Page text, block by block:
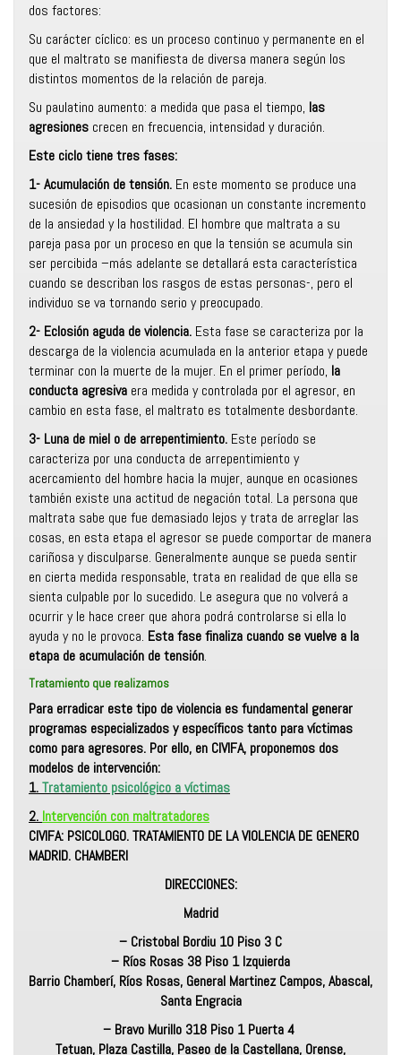
dos factores:
Su carácter cíclico: es un proceso continuo y permanente en el
que el maltrato se manifiesta de diversa manera según los
distintos momentos de la relación de pareja.
Su paulatino aumento: a medida que pasa el tiempo, las
agresiones crecen en frecuencia, intensidad y duración.
Este ciclo tiene tres fases:
1- Acumulación de tensión. En este momento se produce una
sucesión de episodios que ocasionan un constante incremento
de la ansiedad y la hostilidad. El hombre que maltrata a su
pareja pasa por un proceso en que la tensión se acumula sin
ser percibida –más adelante se detallará esta característica
cuando se describan los rasgos de estas personas-, pero el
individuo se va tornando serio y preocupado.
2- Eclosión aguda de violencia. Esta fase se caracteriza por la
descarga de la violencia acumulada en la anterior etapa y puede
terminar con la muerte de la mujer. En el primer período, la
conducta agresiva era medida y controlada por el agresor, en
cambio en esta fase, el maltrato es totalmente desbordante.
3- Luna de miel o de arrepentimiento. Este período se
caracteriza por una conducta de arrepentimiento y
acercamiento del hombre hacia la mujer, aunque en ocasiones
también existe una actitud de negación total. La persona que
maltrata sabe que fue demasiado lejos y trata de arreglar las
cosas, en esta etapa el agresor se puede comportar de manera
cariñosa y disculparse. Generalmente aunque se pueda sentir
en cierta medida responsable, trata en realidad de que ella se
sienta culpable por lo sucedido. Le asegura que no volverá a
ocurrir y le hace creer que ahora podrá controlarse si ella lo
ayuda y no le provoca. Esta fase finaliza cuando se vuelve a la
etapa de acumulación de tensión.
Tratamiento que realizamos
Para erradicar este tipo de violencia es fundamental generar
programas especializados y específicos tanto para víctimas
como para agresores. Por ello, en CIVIFA, proponemos dos
modelos de intervención:
1.Tratamiento psicológico a víctimas
2. Intervención con maltratadores
CIVIFA: PSICOLOGO. TRATAMIENTO DE LA VIOLENCIA DE GENERO
MADRID. CHAMBERI
DIRECCIONES:
Madrid
– Cristobal Bordiu 10 Piso 3 C
– Ríos Rosas 38 Piso 1 Izquierda
Barrio Chamberí, Ríos Rosas, General Martinez Campos, Abascal,
Santa Engracia
– Bravo Murillo 318 Piso 1 Puerta 4
Tetuan, Plaza Castilla, Paseo de la Castellana, Orense,